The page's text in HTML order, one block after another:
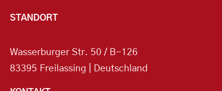
STANDORT
Wasserburger Str. 50 / B-126
83395 Freilassing | Deutschland